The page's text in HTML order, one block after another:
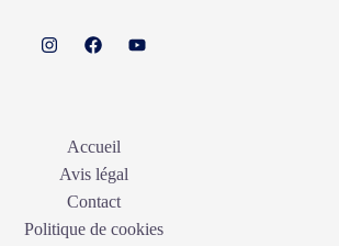
Accueil
Avis légal
Contact
Politique de cookies